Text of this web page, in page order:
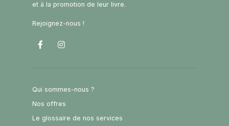
et à la promotion de leur livre.
Rejoignez-nous !
Qui sommes-nous ?
Nos offres
Le glossaire de nos services